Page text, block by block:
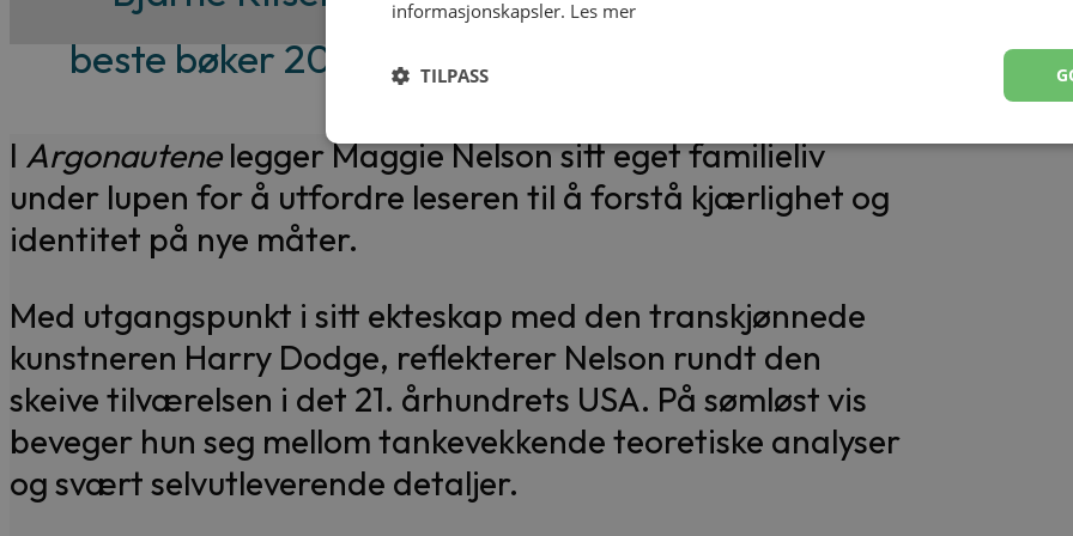
beste bøker 2017)
I Argonautenelegger Maggie Nelson sitt eget familieliv
under lupen for å utfordre leseren til å forstå kjærlighet og
identitet på nye måter.
Med utgangspunkt i sitt ekteskap med den transkjønnede
kunstneren Harry Dodge, reflekterer Nelson rundt den
skeive tilværelsen i det 21. århundrets USA. På sømløst vis
beveger hun seg mellom tankevekkende teoretiske analyser
og svært selvutleverende detaljer.
informasjonskapsler. Les mer
TILPASS